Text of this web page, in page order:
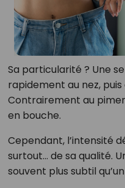
Sa particularité ? Une
rapidement au nez,
Contrairement au
en bouche.
Cependant, l’intensité
surtout… de sa qualité.
souvent plus subtil